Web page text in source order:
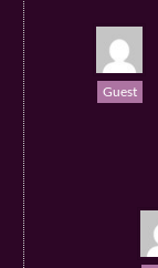
Guest